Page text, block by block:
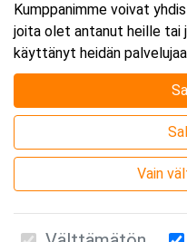
Kumppanimme voivat
joita olet antanut heille tai
käyttänyt heidän
Vain